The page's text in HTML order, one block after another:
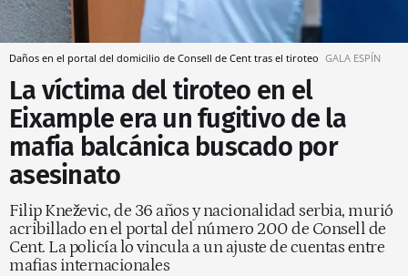
Daños en el portal del domicilio de Consell de Cent tras el tiroteo GALA ESPÍN
La víctima del tiroteo en el
Eixample era un fugitivo de la
mafia balcánica buscado por
asesinato
Filip Kneževic, de 36 años y nacionalidad serbia, murió
acribillado en el portal del número 200 de Consell de
Cent. La policía lo vincula a un ajuste de cuentas entre
mafias internacionales